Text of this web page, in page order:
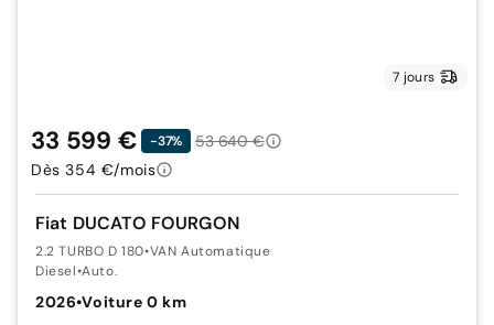
7 jours
Fiat DUCATO FOURGON
2.2 TURBO D 180•VAN Automatique
Diesel•Auto.
2026•Voiture 0 km
33 599 € -37%
53 640 €
Dès 354 €/mois